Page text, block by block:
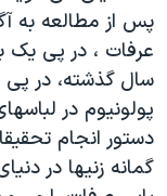
علم و فناوری
اسرائیل در جنگ
گالری عکس
آرشیو پخش زنده
رمز مهسا
ورزش زنان در ایران
اعتراضات زن،
مجموعه مستندهای
زبانهای مختلف
پس از مطالعه به
عرفات ، در پی یک
سال گذشته، در پی
پولونیوم در
دستور انجام
گمانه زنیها در